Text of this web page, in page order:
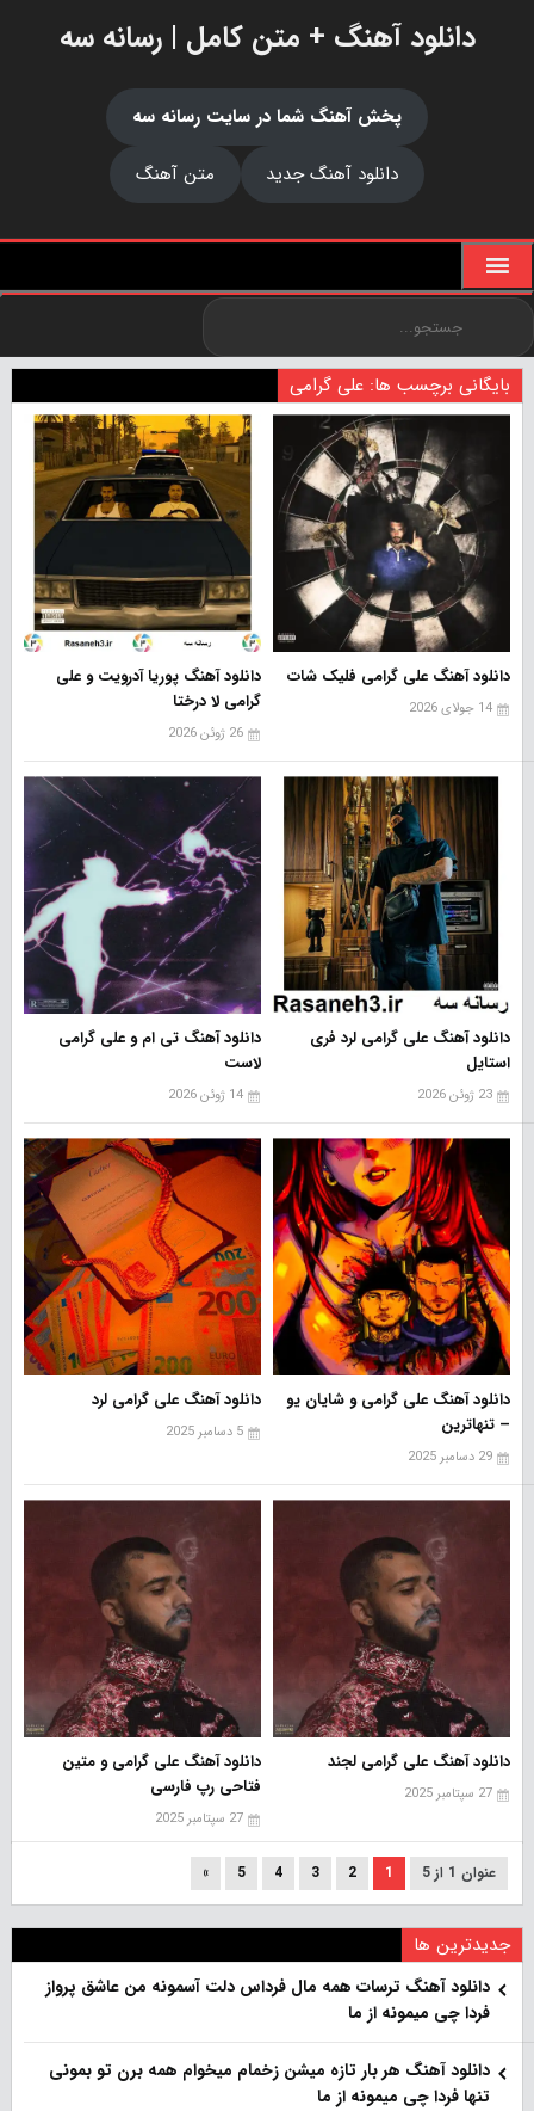
دانلود آهنگ + متن کامل | رسانه سه
پخش آهنگ شما در سایت رسانه سه
دانلود آهنگ جدید
متن آهنگ
بایگانی برچسب ها: علی گرامی
دانلود آهنگ علی گرامی فلیک شات
14 جولای 2026
دانلود آهنگ پوریا آدرویت و علی
گرامی لا درختا
26 ژوئن 2026
دانلود آهنگ علی گرامی لرد فری
استایل
23 ژوئن 2026
دانلود آهنگ تی ام و علی گرامی
لاست
14 ژوئن 2026
دانلود آهنگ علی گرامی و شایان یو
– تنهاترین
29 دسامبر 2025
دانلود آهنگ علی گرامی لرد
5 دسامبر 2025
دانلود آهنگ علی گرامی لجند
27 سپتامبر 2025
دانلود آهنگ علی گرامی و متین
فتاحی رپ فارسی
27 سپتامبر 2025
عنوان 1 از 5 1
2
3
4
5
»
جدیدترین ها
دانلود آهنگ ترسات همه مال فرداس دلت آسمونه من عاشق پرواز
فردا چی میمونه از ما
دانلود آهنگ هر بار تازه میشن زخمام میخوام همه برن تو بمونی
تنها فردا چی میمونه از ما